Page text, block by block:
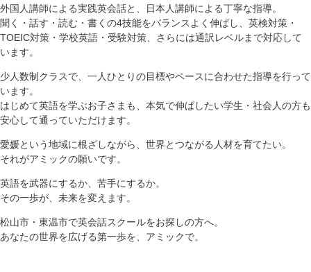
外国人講師による実践英会話と、日本人講師による丁寧な指導。
聞く・話す・読む・書くの4技能をバランスよく伸ばし、英検対策・
TOEIC対策・学校英語・受験対策、さらには通訳レベルまで対応して
います。
少人数制クラスで、一人ひとりの目標やペースに合わせた指導を行って
います。
はじめて英語を学ぶお子さまも、本気で伸ばしたい学生・社会人の方も
安心して通っていただけます。
愛媛という地域に根ざしながら、世界とつながる人材を育てたい。
それがアミックの願いです。
英語を武器にするか、苦手にするか。
その一歩が、未来を変えます。
松山市・東温市で英会話スクールをお探しの方へ。
あなたの世界を広げる第一歩を、アミックで。